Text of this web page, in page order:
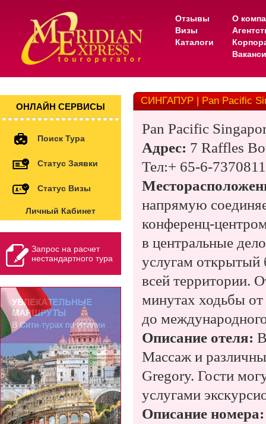
Отзывы
Визы
Каталоги
О
ОНЛАЙН СЕРВИСЫ
Поиск Тура
Статус Заявки
Статус Визы
Личный Кабинет
Запрос на расчет
нестандартного тура
СИНГАПУР | Pan Pacific
Pan Pacific
Адрес: 7 Raffles
Тел:+ 65-6-7370811
напрямую
конференц-
в центральные
услугам открытый
всей территории.
минутах ходьбы
до
Описание отеля:
Массаж и
Gregory. Гости
услугами
Описание номера: